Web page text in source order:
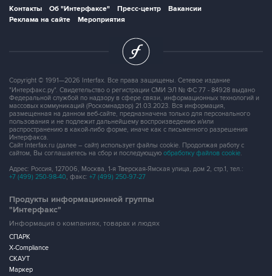
Контакты Об "Интерфаксе" Пресс-центр
Вакансии
Реклама на сайте
Мероприятия
Copyright © 1991—2026 Interfax. Все права защищены. Сетевое издание
"Интерфакс.ру". Свидетельство о регистрации СМИ ЭЛ № ФС 77 - 84928 выдано
Федеральной службой по надзору в сфере связи, информационных технологий и
массовых коммуникаций (Роскомнадзор) 21.03.2023. Вся информация,
размещенная на данном веб-сайте, предназначена только для персонального
пользования и не подлежит дальнейшему воспроизведению и/или
распространению в какой-либо форме, иначе как с письменного разрешения
Интерфакса.
Сайт Interfax.ru (далее – сайт) использует файлы cookie. Продолжая работу с
сайтом, Вы соглашаетесь на сбор и последующую обработку файлов cookie.
Адрес: Россия, 127006, Москва, 1-я Тверская-Ямская улица, дом 2, стр.1, тел.:
+7 (499) 250-98-40, факс: +7 (499) 250-97-27
Продукты информационной группы
"Интерфакс"
Информация о компаниях, товарах и людях
СПАРК
X-Compliance
СКАУТ
Маркер